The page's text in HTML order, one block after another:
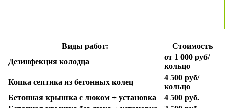
Виды работ:
Стоимость
Дезинфекция колодца
от 1 000 руб/
кольцо
Копка септика из бетонных колец
4 500 руб/
кольцо
Бетонная крышка с люком + установка
4 500 руб.